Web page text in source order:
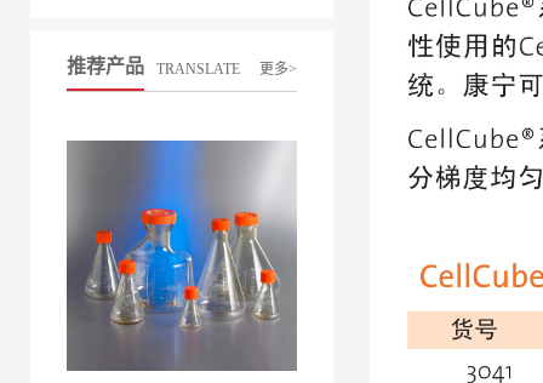
推荐产品 TRANSLATE 更多>